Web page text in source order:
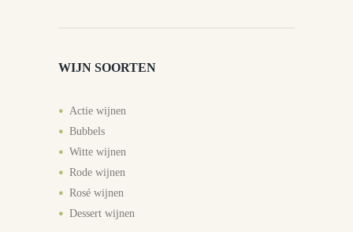
WIJN SOORTEN
Actie wijnen
Bubbels
Witte wijnen
Rode wijnen
Rosé wijnen
Dessert wijnen